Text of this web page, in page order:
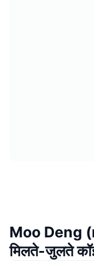
Moo Deng
मिलते-जुलते